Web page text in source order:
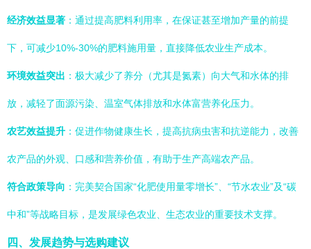
经济效益显著 ：通过提高肥料利用率，在保证甚至增加产量的前提
下，可减少10%-30%的肥料施用量，直接降低农业生产成本。
环境效益突出 ：极大减少了养分（尤其是氮素）向大气和水体的排
放，减轻了面源污染、温室气体排放和水体富营养化压力。
农艺效益提升 ：促进作物健康生长，提高抗病虫害和抗逆能力，改善
农产品的外观、口感和营养价值，有助于生产高端农产品。
符合政策导向 ：完美契合国家“化肥使用量零增长”、“节水农业”及“碳
中和”等战略目标，是发展绿色农业、生态农业的重要技术支撑。
四、发展趋势与选购建议